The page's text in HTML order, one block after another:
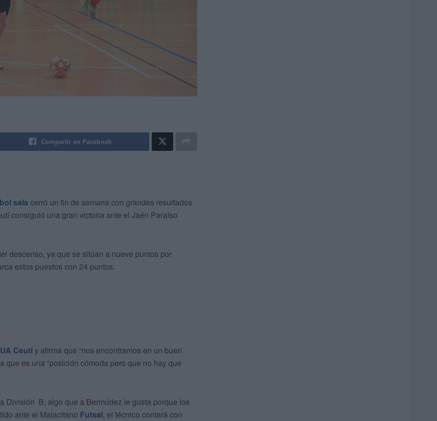
Compartir en Facebook
sala cerró un fin de semana con grandes resultados
consiguió una gran victoria ante el Jaén Paraíso
descenso, ya que se sitúan a nueve puntos por
estos puestos con 24 puntos.
UA Ceutíy afirma que “nos encontramos en un buen
que es una “posición cómoda pero que no hay que
División B, algo que a Bermúdez le gusta porque los
ante el Malacitano Futsal, el técnico contará con